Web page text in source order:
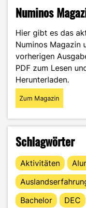
Numinos
Hier gibt es das
Numinos Magazin
vorherigen
PDF zum Lesen
Herunterladen.
Zum Magazin
Schlagwörter
Aktivitäten
Bachelor
DEC